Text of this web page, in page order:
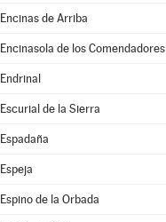
Encinas de Arriba
Encinasola de los Comendadores
Endrinal
Escurial de la Sierra
Espadaña
Espeja
Espino de la Orbada